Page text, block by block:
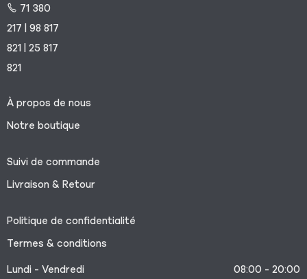
71 380
217 | 98 817
821 | 25 817
821
À propos de nous
Notre boutique
Suivi de commande
Livraison & Retour
Politique de confidentialité
Termes & conditions
Lundi - Vendredi
08:00 - 20:00